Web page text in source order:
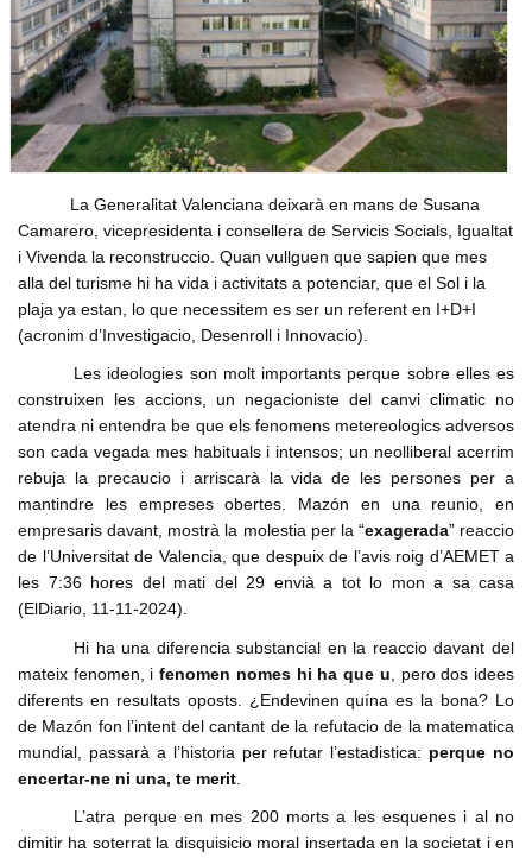
Valencianisme
Infraestructures
Politica
Opinio
ACNV
Formacio dirigents
Formacio complementaria
Normes d'El Puig
Videos
Zona privada
Usuari*
Contrasenya*
Crear nou conte
Solicitar una nova contrasenya
Contactar
Afilia't
Cursos IEV
La Generalitat Valenciana deixarà en mans de Susana
Camarero, vicepresidenta i consellera de Servicis Socials, Igualtat
i Vivenda la reconstruccio. Quan vullguen que sapien que mes
alla del turisme hi ha vida i activitats a potenciar, que el Sol i la
plaja ya estan, lo que necessitem es ser un referent en I+D+I
(acronim d’Investigacio, Desenroll i Innovacio).
Les ideologies son molt importants perque sobre elles es
construixen les accions, un negacioniste del canvi climatic no
atendra ni entendra be que els fenomens metereologics adversos
son cada vegada mes habituals i intensos; un neolliberal acerrim
rebuja la precaucio i arriscarà la vida de les persones per a
mantindre les empreses obertes. Mazón en una reunio, en
empresaris davant, mostrà la molestia per la “exagerada” reaccio
de l’Universitat de Valencia, que despuix de l’avis roig d’AEMET a
les 7:36 hores del mati del 29 envià a tot lo mon a sa casa
(ElDiario, 11-11-2024).
Hi ha una diferencia substancial en la reaccio davant del
mateix fenomen, ifenomen nomes hi ha que u , pero dos idees
diferents en resultats oposts. ¿Endevinen quína es la bona? Lo
de Mazón fon l’intent del cantant de la refutacio de la matematica
mundial, passarà a l’historia per refutar l’estadistica: perque no
encertar-ne ni una, te merit
L’atra perque en mes 200 morts a les esquenes i al no
dimitir ha soterrat la disquisicio moral insertada en la societat i en